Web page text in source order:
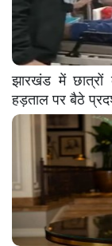
झारखंड में छात्रों
हड़ताल पर बैठे